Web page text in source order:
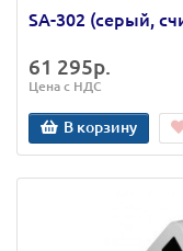
SA-302 (серый,
61 295р.
Цена с НДС
В корзину